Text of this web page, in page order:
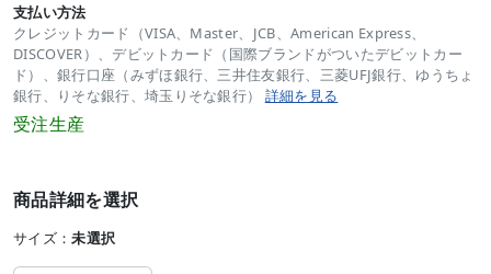
支払い方法
クレジットカード（VISA、Master、JCB、American Express、
DISCOVER）、デビットカード（国際ブランドがついたデビットカー
ド）、銀行口座（みずほ銀行、三井住友銀行、三菱UFJ銀行、ゆうちょ
銀行、りそな銀行、埼玉りそな銀行） 詳細を見る
受注生産
商品詳細を選択
サイズ：未選択